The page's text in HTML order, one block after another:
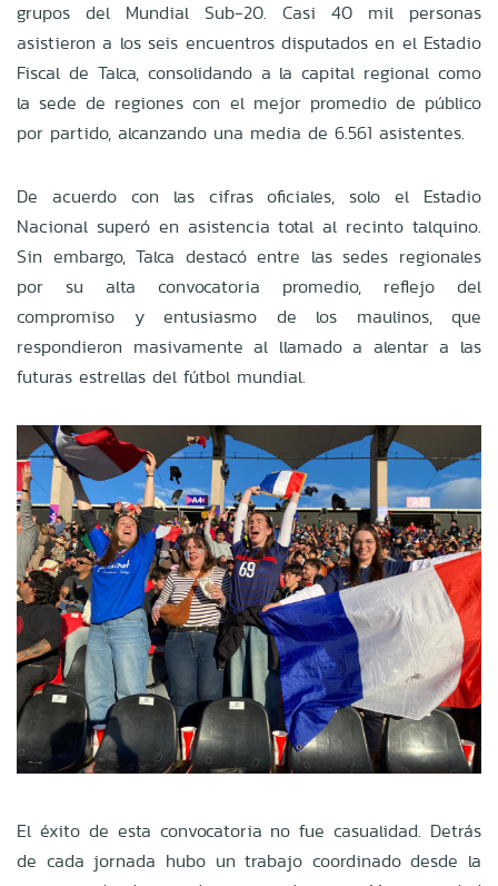
grupos del Mundial Sub-20. Casi 40 mil personas
asistieron a los seis encuentros disputados en el Estadio
Fiscal de Talca, consolidando a la capital regional como
la sede de regiones con el mejor promedio de público
por partido, alcanzando una media de 6.561 asistentes.
De acuerdo con las cifras oficiales, solo el Estadio
Nacional superó en asistencia total al recinto talquino.
Sin embargo, Talca destacó entre las sedes regionales
por su alta convocatoria promedio, reflejo del
compromiso y entusiasmo de los maulinos, que
respondieron masivamente al llamado a alentar a las
futuras estrellas del fútbol mundial.
El éxito de esta convocatoria no fue casualidad. Detrás
de cada jornada hubo un trabajo coordinado desde la